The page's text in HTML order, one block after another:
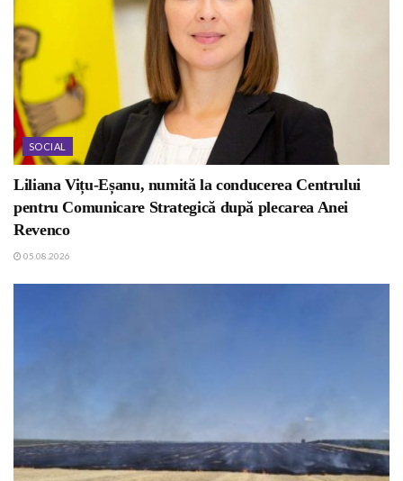
SOCIAL
Liliana Vițu-Eșanu, numită la conducerea Centrului
pentru Comunicare Strategică după plecarea Anei
Revenco
05.08.2026